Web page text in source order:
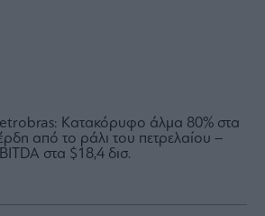
Kατακόρυφο άλμα 80% στα
από το ράλι του πετρελαίου –
στα $18,4 δισ.